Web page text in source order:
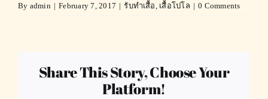
By admin | February 7, 2017 | รับทำเสื้อ เสื้อโปโล | 0 Comments
Share This Story, Choose Your
Platform!